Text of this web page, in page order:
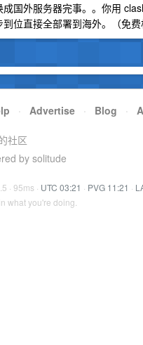
成国外服务器完事。。你用
到位直接全部署到海外。（免
· Advertise · Blog ·
社区
by solitude
· 95ms · UTC 03:21 · PVG 11:21 ·
what you're doing.